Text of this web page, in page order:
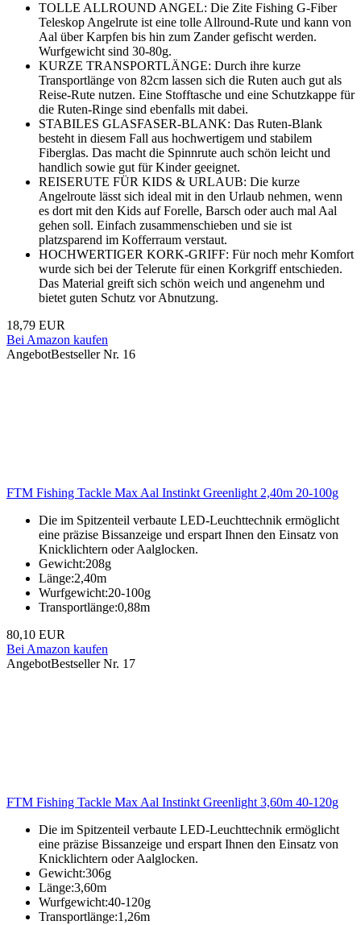
TOLLE ALLROUND ANGEL: Die Zite Fishing G-Fiber
Teleskop Angelrute ist eine tolle Allround-Rute und kann von
Aal über Karpfen bis hin zum Zander gefischt werden.
Wurfgewicht sind 30-80g.
KURZE TRANSPORTLÄNGE: Durch ihre kurze
Transportlänge von 82cm lassen sich die Ruten auch gut als
Reise-Rute nutzen. Eine Stofftasche und eine Schutzkappe für
die Ruten-Ringe sind ebenfalls mit dabei.
STABILES GLASFASER-BLANK: Das Ruten-Blank
besteht in diesem Fall aus hochwertigem und stabilem
Fiberglas. Das macht die Spinnrute auch schön leicht und
handlich sowie gut für Kinder geeignet.
REISERUTE FÜR KIDS & URLAUB: Die kurze
Angelroute lässt sich ideal mit in den Urlaub nehmen, wenn
es dort mit den Kids auf Forelle, Barsch oder auch mal Aal
gehen soll. Einfach zusammenschieben und sie ist
platzsparend im Kofferraum verstaut.
HOCHWERTIGER KORK-GRIFF: Für noch mehr Komfort
wurde sich bei der Telerute für einen Korkgriff entschieden.
Das Material greift sich schön weich und angenehm und
bietet guten Schutz vor Abnutzung.
18,79 EUR
Bei Amazon kaufen
AngebotBestseller Nr. 16
FTM Fishing Tackle Max Aal Instinkt Greenlight 2,40m 20-100g
Die im Spitzenteil verbaute LED-Leuchttechnik ermöglicht
eine präzise Bissanzeige und erspart Ihnen den Einsatz von
Knicklichtern oder Aalglocken.
Gewicht:208g
Länge:2,40m
Wurfgewicht:20-100g
Transportlänge:0,88m
80,10 EUR
Bei Amazon kaufen
AngebotBestseller Nr. 17
FTM Fishing Tackle Max Aal Instinkt Greenlight 3,60m 40-120g
Die im Spitzenteil verbaute LED-Leuchttechnik ermöglicht
eine präzise Bissanzeige und erspart Ihnen den Einsatz von
Knicklichtern oder Aalglocken.
Gewicht:306g
Länge:3,60m
Wurfgewicht:40-120g
Transportlänge:1,26m